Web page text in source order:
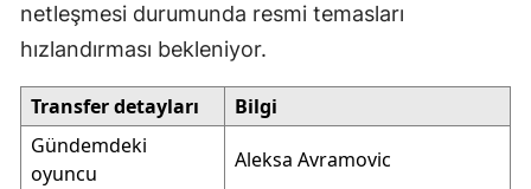
netleşmesi durumunda resmi temasları
hızlandırması bekleniyor.
Transfer detayları
Bilgi
Gündemdeki
oyuncu
Aleksa Avramovic